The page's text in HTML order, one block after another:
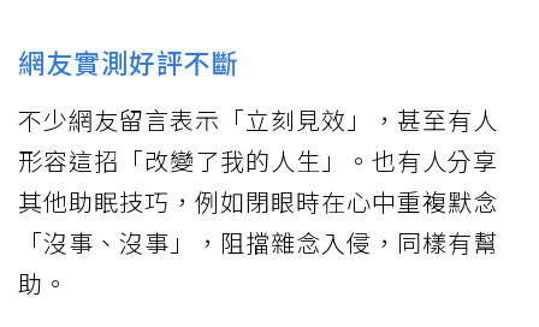
網友實測好評不斷
不少網友留言表示「立刻見效」，甚至有人
形容這招「改變了我的人生」。也有人分享
其他助眠技巧，例如閉眼時在心中重複默念
「沒事、沒事」，阻擋雜念入侵，同樣有幫
助。